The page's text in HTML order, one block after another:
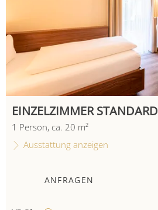
EINZELZIMMER STANDARD
1 Person, ca. 20 m²
Ausstattung anzeigen
ANFRAGEN